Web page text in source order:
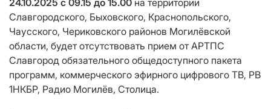
24.10.2025 с 09.15 до 15.00 на территории
Славгородского, Быховского, Краснопольского,
Чаусского, Чериковского районов Могилёвской
области, будет отсутствовать прием от АРТПС
Славгород обязательного общедоступного пакета
программ, коммерческого эфирного цифрового ТВ, РВ
1НКБР, Радио Могилёв, Столица.